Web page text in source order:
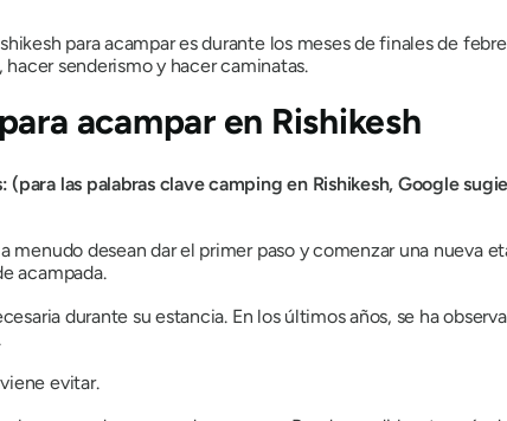
para acampar es durante los meses de finales de
senderismo y hacer caminatas.
acampar en Rishikesh
las palabras clave camping en Rishikesh, Google
menudo desean dar el primer paso y comenzar una nueva
acampada.
durante su estancia. En los últimos años, se ha
evitar.